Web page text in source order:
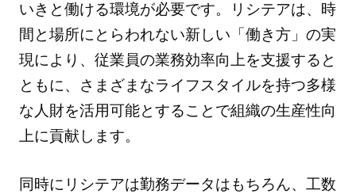
いきと働ける環境が必要です。リシテアは、時
間と場所にとらわれない新しい「働き方」の実
現により、従業員の業務効率向上を支援すると
ともに、さまざまなライフスタイルを持つ多様
な人財を活用可能とすることで組織の生産性向
上に貢献します。
同時にリシテアは勤務データはもちろん、工数